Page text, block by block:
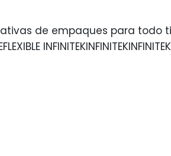
de empaques para todo